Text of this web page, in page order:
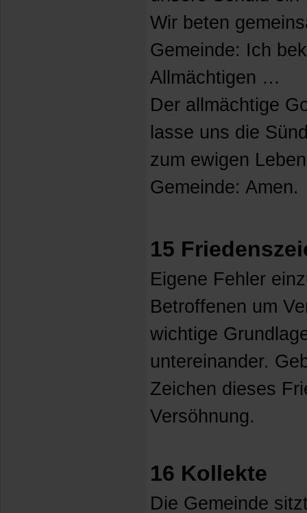
Wir beten
Gemeinde: Ich
Allmächtigen …
Der allmächtige
lasse uns die
zum ewigen
Gemeinde: Amen.
15
Eigene Fehler
Betroffenen um
wichtige
untereinander.
Zeichen dieses
Versöhnung.
16 Kollekte
Die Gemeinde